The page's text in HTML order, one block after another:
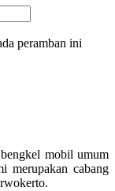
peramban ini
mobil umum
merupakan cabang